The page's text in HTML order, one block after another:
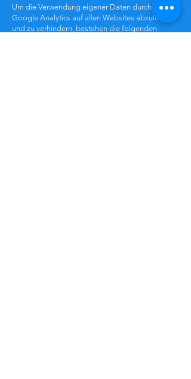
Um die Verwendung eigener Daten durch
Google Analytics auf allen Websites abzulehnen
und zu verhindern, bestehen die folgenden